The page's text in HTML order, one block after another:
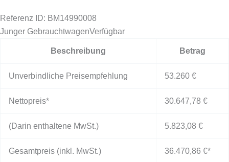
Referenz ID: BM14990008
Junger GebrauchtwagenVerfügbar
Beschreibung Betrag
Unverbindliche Preisempfehlung 53.260 €
Nettopreis* 30.647,78 €
(Darin enthaltene MwSt.) 5.823,08 €
Gesamtpreis (inkl. MwSt.) 36.470,86 €*